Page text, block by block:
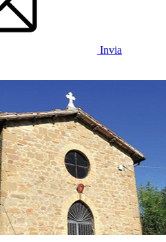
Invia